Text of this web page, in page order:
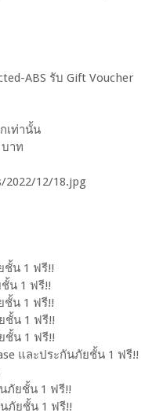
ABS รับ Gift Voucher
เท่านั้น
าท
ชั้น 1 ฟรี!!
น 1 ฟรี!!
ชั้น 1 ฟรี!!
ชั้น 1 ฟรี!!
ชั้น 1 ฟรี!!
และประกันภัยชั้น 1 ฟรี!!
ภัยชั้น 1 ฟรี!!
ภัยชั้น 1 ฟรี!!